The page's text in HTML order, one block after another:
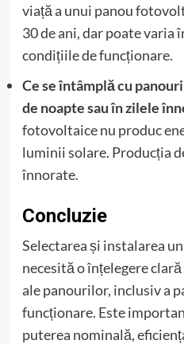
viață a unui panou
30 de ani, dar poate varia
condițiile de funcționare.
Ce se întâmplă cu
de noapte sau în zilele
fotovoltaice nu produc
luminii solare. Producția
înnorate.
Concluzie
Selectarea și instalarea
necesită o înțelegere
ale panourilor, inclusiv a
funcționare. Este
puterea nominală,